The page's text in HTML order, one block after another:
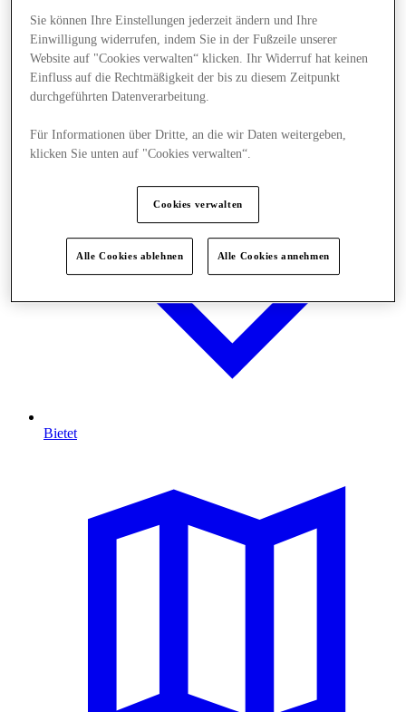
Läden
Bietet
Sie können Ihre Einstellungen jederzeit ändern und Ihre
Einwilligung widerrufen, indem Sie in der Fußzeile unserer
Website auf "Cookies verwalten“ klicken. Ihr Widerruf hat keinen
Einfluss auf die Rechtmäßigkeit der bis zu diesem Zeitpunkt
durchgeführten Datenverarbeitung.
Für Informationen über Dritte, an die wir Daten weitergeben,
klicken Sie unten auf "Cookies verwalten“.
Cookies verwalten
Alle Cookies ablehnen Alle Cookies annehmen